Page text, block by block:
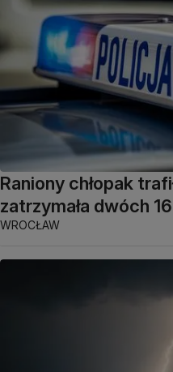
Raniony chłopak
zatrzymała dwóch
WROCŁAW